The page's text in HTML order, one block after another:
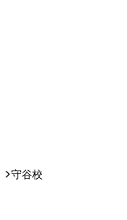
守谷校